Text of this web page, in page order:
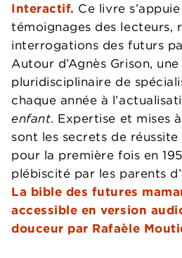
Interactif. Ce livre
témoignages des lecteurs,
interrogations des futurs
Autour d’Agnès Grison,
pluridisciplinaire de
chaque année à
enfant. Expertise et mises
sont les secrets de
pour la première fois en
plébiscité par les parents
La bible des futures
accessible en version
douceur par Rafaèle